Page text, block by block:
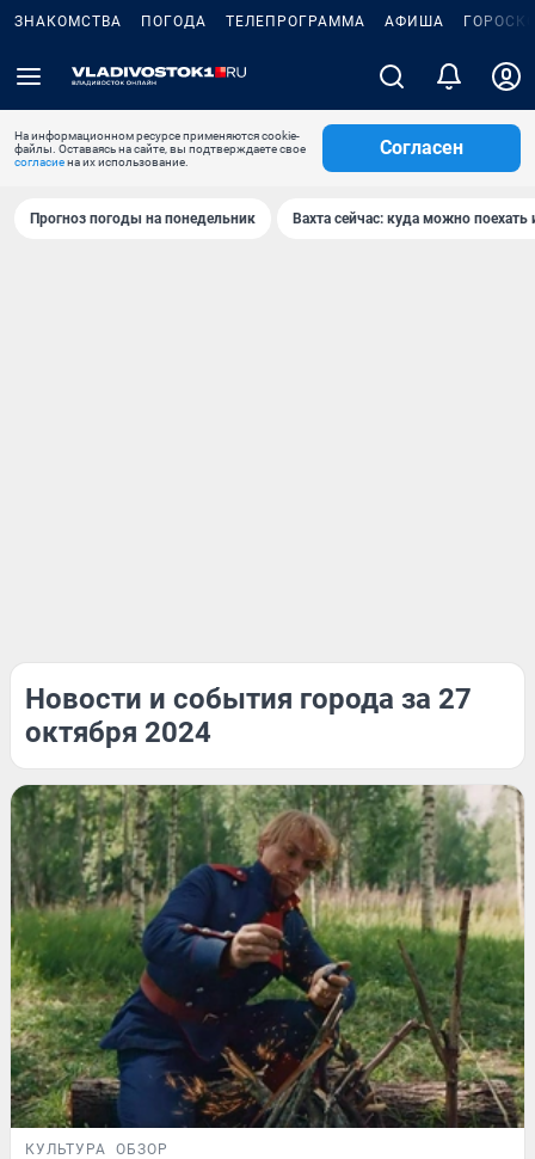
ЗНАКОМСТВА ПОГОДА ТЕЛЕПРОГРАММА АФИША
На информационном ресурсе применяются cookie-
файлы. Оставаясь на сайте, вы подтверждаете свое
согласиена их использование.
Согласен
Прогноз погоды на понедельник Вахта сейчас: куда можно поехать
Новости и события города за 27
октября 2024
КУЛЬТУРА ОБЗОР